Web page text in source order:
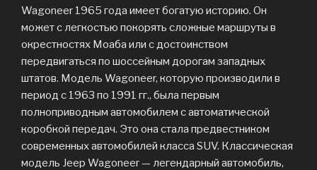
Wagoneer 1965 года имеет богатую историю. Он
может с легкостью покорять сложные маршруты в
окрестностях Моаба или с достоинством
передвигаться по шоссейным дорогам западных
штатов. Модель Wagoneer, которую производили в
период с 1963 по 1991 гг., была первым
полноприводным автомобилем с автоматической
коробкой передач. Это она стала предвестником
современных автомобилей класса SUV. Классическая
модель Jeep Wagoneer — легендарный автомобиль,